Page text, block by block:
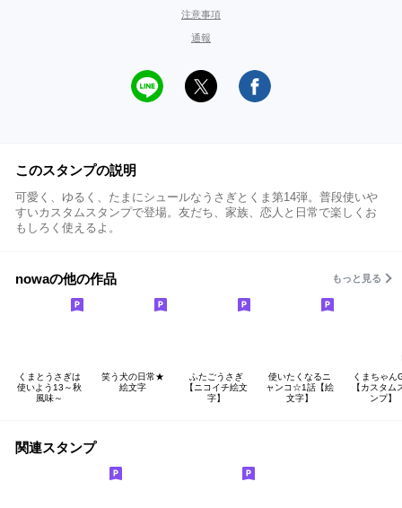
注意事項
通報
このスタンプの説明
可愛く、ゆるく、たまにシュールなうさぎとくま第14弾。普段使いや
すいカスタムスタンプで登場。友だち、家族、恋人と日常で楽しくお
もしろく使えるよ。
nowaの他の作品 もっと見る
くまとうさぎは
使いよう13～秋
風味～
笑う犬の日常★
絵文字
ふたごうさぎ
【ニコイチ絵文
字】
使いたくなるニ
ャンコ☆1話【絵
文字】
くまちゃん
【カスタム
ンプ】
関連スタンプ